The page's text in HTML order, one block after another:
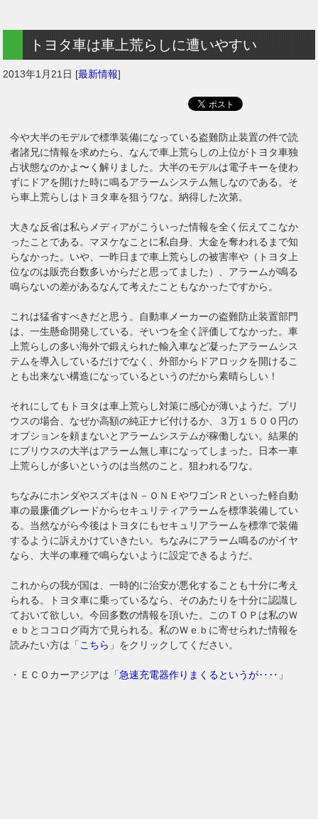
トヨタ車は車上荒らしに遭いやすい
2013年1月21日 [最新情報]
今や大半のモデルで標準装備になっている盗難防止装置の件で読
者諸兄に情報を求めたら、なんで車上荒らしの上位がトヨタ車独
占状態なのかよ〜く解りました。大半のモデルは電子キーを使わ
ずにドアを開けた時に鳴るアラームシステム無しなのである。そ
ら車上荒らしはトヨタ車を狙うワな。納得した次第。
大きな反省は私らメディアがこういった情報を全く伝えてこなか
ったことである。マヌケなことに私自身、大金を奪われるまで知
らなかった。いや、一昨日まで車上荒らしの被害率や（トヨタ上
位なのは販売台数多いからだと思ってました）、アラームが鳴る
鳴らないの差があるなんて考えたこともなかったですから。
これは猛省すべきだと思う。自動車メーカーの盗難防止装置部門
は、一生懸命開発している。そいつを全く評価してなかった。車
上荒らしの多い海外で鍛えられた輸入車など凝ったアラームシス
テムを導入しているだけでなく、外部からドアロックを開けるこ
とも出来ない構造になっているというのだから素晴らしい！
それにしてもトヨタは車上荒らし対策に感心が薄いようだ。プリ
ウスの場合、なぜか高額の純正ナビ付けるか、３万１５００円の
オプションを頼まないとアラームシステムが稼働しない。結果的
にプリウスの大半はアラーム無し車になってしまった。日本一車
上荒らしが多いというのは当然のこと。狙われるワな。
ちなみにホンダやスズキはＮ－ＯＮＥやワゴンＲといった軽自動
車の最廉価グレードからセキュリティアラームを標準装備してい
る。当然ながら今後はトヨタにもセキュリアラームを標準で装備
するように訴えかけていきたい。ちなみにアラーム鳴るのがイヤ
なら、大半の車種で鳴らないように設定できるようだ。
これからの我が国は、一時的に治安が悪化することも十分に考え
られる。トヨタ車に乗っているなら、そのあたりを十分に認識し
ておいて欲しい。今回多数の情報を頂いた。このＴＯＰは私のＷ
ｅｂとココログ両方で見られる。私のＷｅｂに寄せられた情報を
読みたい方は「 こちら 」をクリックしてください。
・ＥＣＯカーアジアは「急速充電器作りまくるというが‥‥ 」